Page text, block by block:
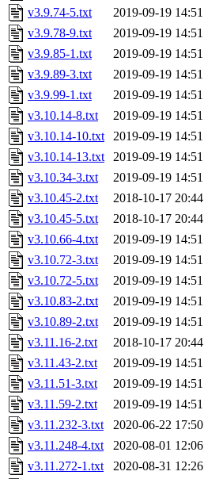
v3.9.74-5.txt
2019-09-19 14:51
v3.9.78-9.txt
2019-09-19 14:51
v3.9.85-1.txt
2019-09-19 14:51
v3.9.89-3.txt
2019-09-19 14:51
v3.9.99-1.txt
2019-09-19 14:51
v3.10.14-8.txt
2019-09-19 14:51
v3.10.14-10.txt
2019-09-19 14:51
v3.10.14-13.txt
2019-09-19 14:51
v3.10.34-3.txt
2019-09-19 14:51
v3.10.45-2.txt
2018-10-17 20:44
v3.10.45-5.txt
2018-10-17 20:44
v3.10.66-4.txt
2019-09-19 14:51
v3.10.72-3.txt
2019-09-19 14:51
v3.10.72-5.txt
2019-09-19 14:51
v3.10.83-2.txt
2019-09-19 14:51
v3.10.89-2.txt
2019-09-19 14:51
v3.11.16-2.txt
2018-10-17 20:44
v3.11.43-2.txt
2019-09-19 14:51
v3.11.51-3.txt
2019-09-19 14:51
v3.11.59-2.txt
2019-09-19 14:51
v3.11.232-3.txt
2020-06-22 17:50
v3.11.248-4.txt
2020-08-01 12:06
v3.11.272-1.txt
2020-08-31 12:26